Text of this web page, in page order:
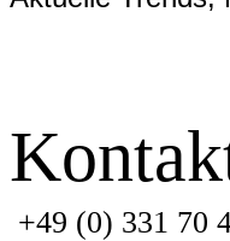
+49 (0) 331 70